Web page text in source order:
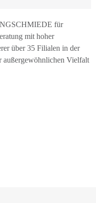
für
mit hoher
über 35 Filialen in der
Vielfalt